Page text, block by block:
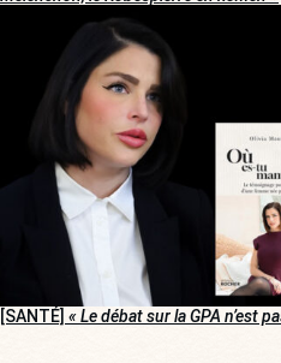
[SANTÉ] « Le débat sur la GPA n’est